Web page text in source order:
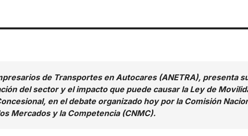
de Transportes en Autocares (ANETRA), presenta
del sector y el impacto que puede causar la Ley de
en el debate organizado hoy por la Comisión
Mercados y la Competencia (CNMC).